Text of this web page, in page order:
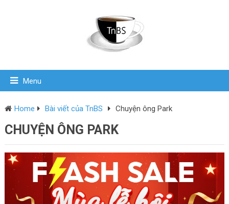
Menu
Home Bài viết của TnBS Chuyện ông Park
CHUYỆN ÔNG PARK